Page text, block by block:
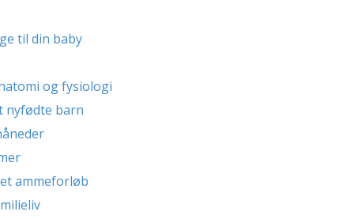
til din baby
og fysiologi
nyfødte barn
ammeforløb